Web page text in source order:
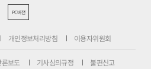
PC버전
개인정보처리방침 이용자위원회
론보도 기사심의규정 불편신고